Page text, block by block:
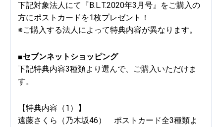
下記対象法人にて『B.L.T.2020年3月号』をご購入の
方にポストカードを1枚プレゼント！
※ご購入する法人によって特典内容が異なります。
■セブンネットショッピング
下記特典内容3種類より選んで、ご購入いただけま
す。
【特典内容（1）】
遠藤さくら（乃木坂46） ポストカード全3種類よ